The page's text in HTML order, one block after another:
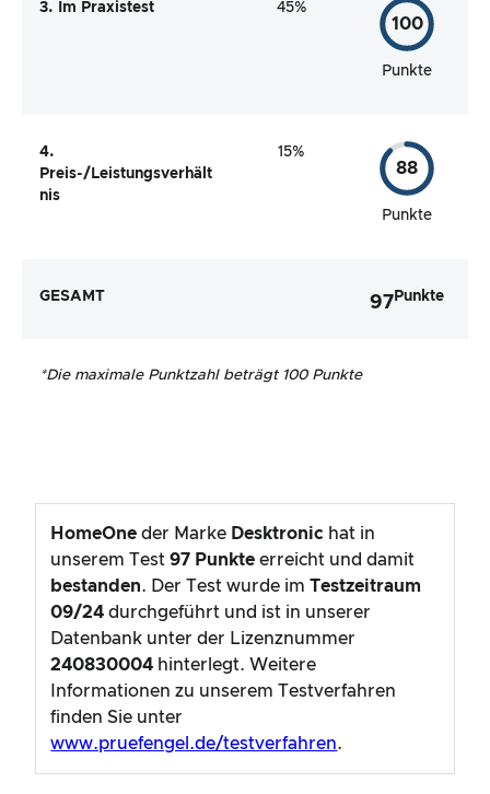
3. Im Praxistest 45%
100
Punkte
4.
Preis-/Leistungsverhält
nis
15%
88
Punkte
GESAMT 97 Punkte
*Die maximale Punktzahl beträgt 100 Punkte
HomeOne der Marke Desktronic hat in
unserem Test 97 Punkteerreicht und damit
bestanden. Der Test wurde imTestzeitraum
09/24 durchgeführt und ist in unserer
Datenbank unter der Lizenznummer
240830004 hinterlegt. Weitere
Informationen zu unserem Testverfahren
finden Sie unter
www.pruefengel.de/testverfahren.